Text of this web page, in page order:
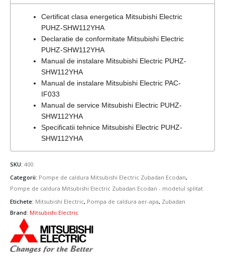
Certificat clasa energetica Mitsubishi Electric
PUHZ-SHW112YHA
Declaratie de conformitate Mitsubishi Electric
PUHZ-SHW112YHA
Manual de instalare Mitsubishi Electric PUHZ-
SHW112YHA
Manual de instalare Mitsubishi Electric PAC-
IF033
Manual de service Mitsubishi Electric PUHZ-
SHW112YHA
Specificatii tehnice Mitsubishi Electric PUHZ-
SHW112YHA
SKU: 400
Categorii: Pompe de caldura Mitsubishi Electric Zubadan Ecodan,
Pompe de caldura Mitsubishi Electric Zubadan Ecodan - modelul splitat
Etichete: Mitsubishi Electric, Pompa de caldura aer-apa, Zubadan
Brand: Mitsubishi Electric